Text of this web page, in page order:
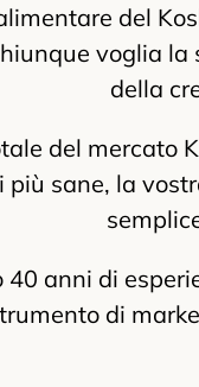
del
voglia
della
del mercato
sane, la
40 anni di
di